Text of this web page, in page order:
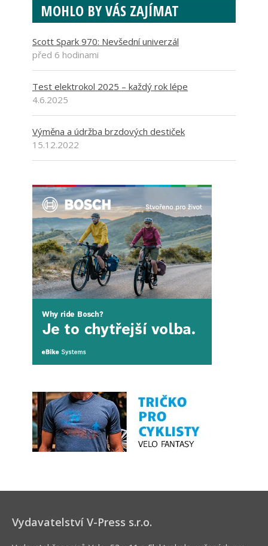
MOHLO BY VÁS ZAJÍMAT
Scott Spark 970: Nevšední univerzál
před 6 hodinami
Test elektrokol 2025 – každý rok lépe
4.6.2025
Výměna a údržba brzdových destiček
15.12.2022
Vydavatelství V-Press s.r.o.